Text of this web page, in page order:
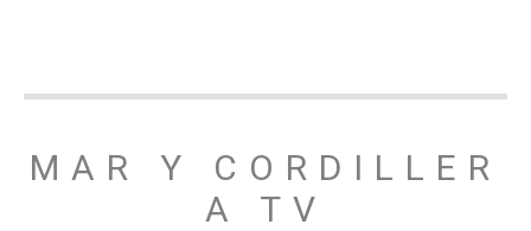
MAR Y CORDILLER
A TV